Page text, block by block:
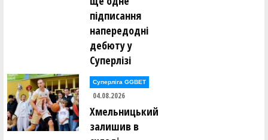
підписання
напередодні
дебюту у
Суперлізі
Суперліга GGBET
04.08.2026
Хмельницький
залишив в